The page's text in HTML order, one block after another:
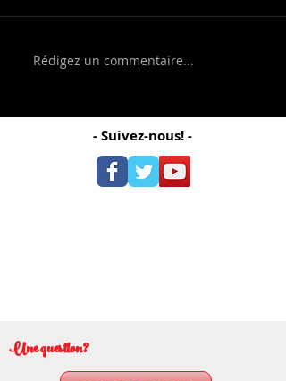
Rédigez un commentaire...
- Suivez-nous! -
Une question?